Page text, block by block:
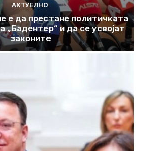
АКТУЕЛНО
е да престане политичката
„Бадентер“ и да се усвојат
законите